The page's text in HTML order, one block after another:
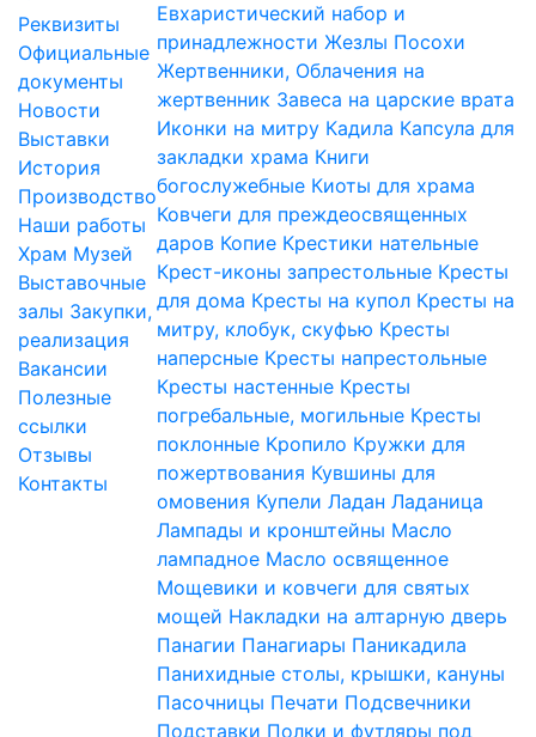
Реквизиты
Официальные
документы
Новости
Выставки
История
Производство
Наши работы
Храм Музей
Выставочные
залы Закупки,
реализация
Вакансии
Полезные
ссылки
Отзывы
Контакты
Евхаристический набор и
принадлежности Жезлы Посохи
Жертвенники, Облачения на
жертвенник Завеса на царские врата
Иконки на митру Кадила Капсула для
закладки храма Книги
богослужебные Киоты для храма
Ковчеги для преждеосвященных
даров Копие Крестики нательные
Крест-иконы запрестольные Кресты
для дома Кресты на купол Кресты на
митру, клобук, скуфью Кресты
наперсные Кресты напрестольные
Кресты настенные Кресты
погребальные, могильные Кресты
поклонные Кропило Кружки для
пожертвования Кувшины для
омовения Купели Ладан Ладаница
Лампады и кронштейны Масло
лампадное Масло освященное
Мощевики и ковчеги для святых
мощей Накладки на алтарную дверь
Панагии Панагиары Паникадила
Панихидные столы, крышки, кануны
Пасочницы Печати Подсвечники
Подставки Полки и футляры под